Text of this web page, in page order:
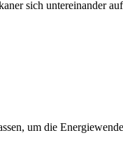
sich untereinander
um die